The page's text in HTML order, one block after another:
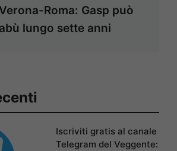
Roma: Gasp può
lungo sette anni
Iscriviti gratis al canale
Telegram del Veggente: